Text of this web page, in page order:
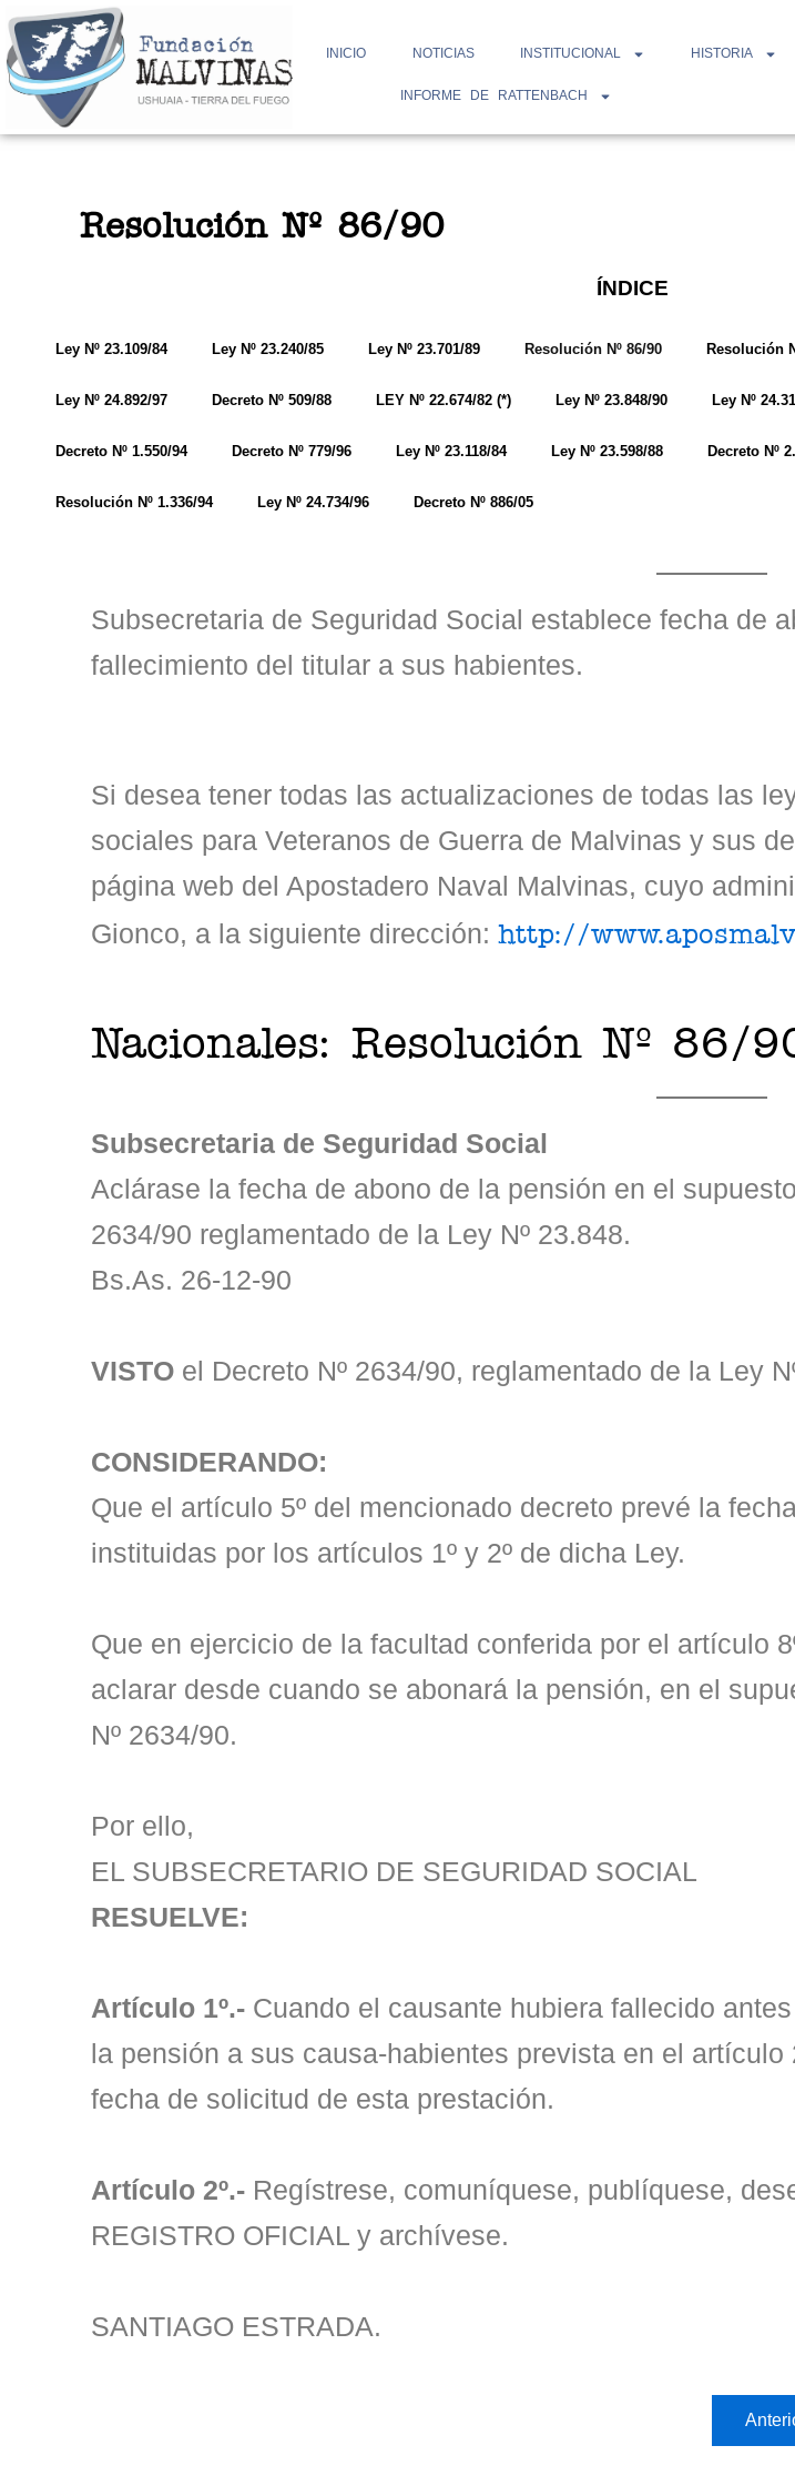
Ir
al
contenido
INICIO NOTICIAS INSTITUCIONAL HISTORIA
INFORME DE RATTENBACH
Resolución Nº 86/90
ÍNDICE
Ley Nº 23.109/84 Ley Nº 23.240/85 Ley Nº 23.701/89 Resolución Nº 86/90 Resolución
Ley Nº 24.892/97 Decreto Nº 509/88 LEY Nº 22.674/82 (*) Ley Nº 23.848/90 Ley Nº
Decreto Nº 1.550/94 Decreto Nº 779/96 Ley Nº 23.118/84 Ley Nº 23.598/88 Decreto Nº
Resolución Nº 1.336/94 Ley Nº 24.734/96 Decreto Nº 886/05
Subsecretaria de Seguridad Social establece fecha de
fallecimiento del titular a sus habientes.
Si desea tener todas las actualizaciones de todas las
sociales para Veteranos de Guerra de Malvinas y sus
página web del Apostadero Naval Malvinas, cuyo
Gionco, a la siguiente dirección:
http://
Nacionales: Resolución Nº 86/
Subsecretaria de Seguridad Social
Aclárase la fecha de abono de la pensión en el
2634/90 reglamentado de la Ley Nº 23.848.
Bs.As. 26-12-90
VISTO el Decreto Nº 2634/90, reglamentado de la Ley
CONSIDERANDO:
Que el artículo 5º del mencionado decreto prevé la
instituidas por los artículos 1º y 2º de dicha Ley.
Que en ejercicio de la facultad conferida por el artículo
aclarar desde cuando se abonará la pensión, en el
Nº 2634/90.
Por ello,
EL SUBSECRETARIO DE SEGURIDAD SOCIAL
RESUELVE:
Artículo 1º.- Cuando el causante hubiera fallecido
la pensión a sus causa-habientes prevista en el
fecha de solicitud de esta prestación.
Artículo 2º.- Regístrese, comuníquese, publíquese,
REGISTRO OFICIAL y archívese.
SANTIAGO ESTRADA.